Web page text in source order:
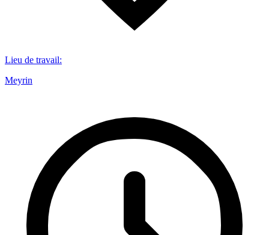
Lieu de travail:
Meyrin